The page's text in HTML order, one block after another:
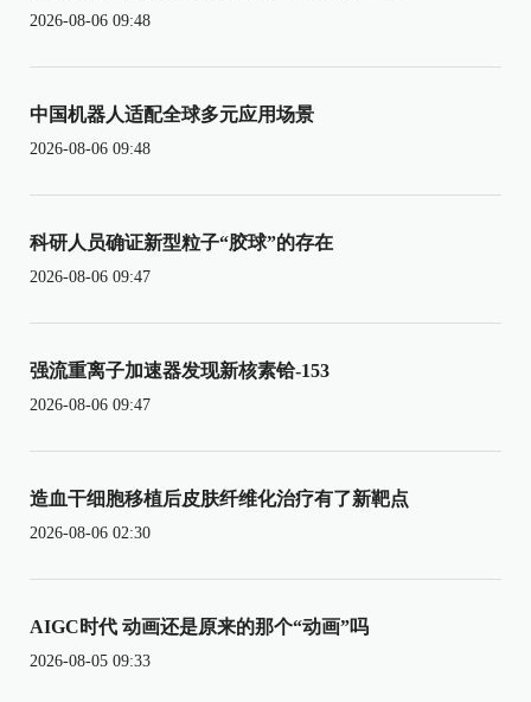
2026-08-06 09:48
中国机器人适配全球多元应用场景
2026-08-06 09:48
科研人员确证新型粒子“胶球”的存在
2026-08-06 09:47
强流重离子加速器发现新核素铪-153
2026-08-06 09:47
造血干细胞移植后皮肤纤维化治疗有了新靶点
2026-08-06 02:30
AIGC时代 动画还是原来的那个“动画”吗
2026-08-05 09:33